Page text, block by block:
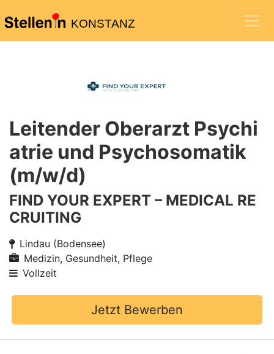
KONSTANZ
Leitender Oberarzt Psychi
atrie und Psychosomatik
(m/w/d)
FIND YOUR EXPERT – MEDICAL RE
CRUITING
Lindau (Bodensee)
Medizin, Gesundheit, Pflege
Vollzeit
Jetzt Bewerben